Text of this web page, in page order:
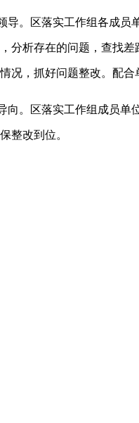
导。区落实工作组各成
分析存在的问题，查找
况，抓好问题整改。配
向。区落实工作组成员
整改到位。